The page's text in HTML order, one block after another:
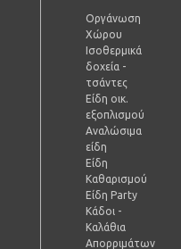
Οργάνωση
Χώρου
Ισοθερμικά
δοχεία -
τσάντες
Είδη οικ.
εξοπλισμού
Αναλώσιμα
είδη
Είδη
Καθαρισμού
Είδη Party
Κάδοι -
Καλάθια
Απορριμάτων